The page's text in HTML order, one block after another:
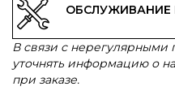
ОБСЛУЖИВАНИЕ
В связи с нерегулярными
уточнять информацию о
при заказе.